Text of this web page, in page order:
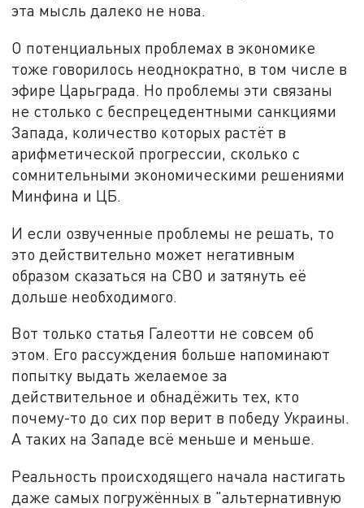
эта мысль далеко не нова.
О потенциальных проблемах в экономике
тоже говорилось неоднократно, в том числе в
эфире Царьграда. Но проблемы эти связаны
не столько с беспрецедентными санкциями
Запада, количество которых растёт в
арифметической прогрессии, сколько с
сомнительными экономическими решениями
Минфина и ЦБ.
И если озвученные проблемы не решать, то
это действительно может негативным
образом сказаться на СВО и затянуть её
дольше необходимого.
Вот только статья Галеотти не совсем об
этом. Его рассуждения больше напоминают
попытку выдать желаемое за
действительное и обнадёжить тех, кто
почему-то до сих пор верит в победу Украины.
А таких на Западе всё меньше и меньше.
Реальность происходящего начала настигать
даже самых погружённых в "альтернативную